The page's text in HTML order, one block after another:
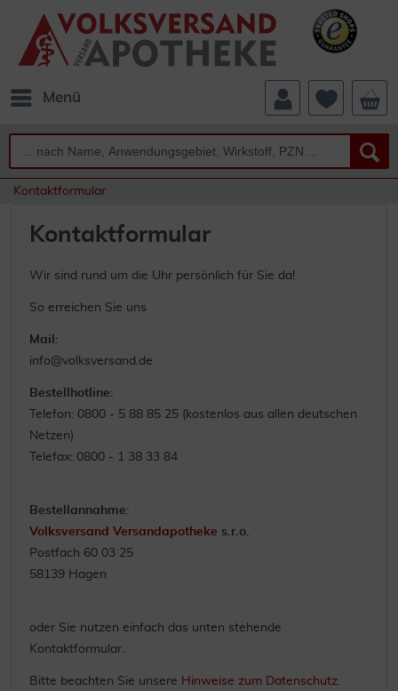
Menü
Kontaktformular
Kontaktformular
Wir sind rund um die Uhr persönlich für Sie da!
So erreichen Sie uns
Mail:
info@volksversand.de
Bestellhotline:
Telefon: 0800 - 5 88 85 25 (kostenlos aus allen deutschen
Netzen)
Telefax: 0800 - 1 38 33 84
Bestellannahme:
Volksversand Versandapotheke s.r.o.
Postfach 60 03 25
58139 Hagen
oder Sie nutzen einfach das unten stehende
Kontaktformular.
Bitte beachten Sie unsere Hinweise zum Datenschutz.